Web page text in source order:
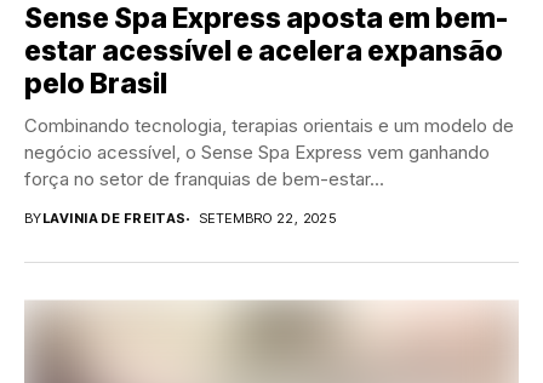
Sense Spa Express aposta em bem-
estar acessível e acelera expansão
pelo Brasil
Combinando tecnologia, terapias orientais e um modelo de
negócio acessível, o Sense Spa Express vem ganhando
força no setor de franquias de bem-estar...
BYLAVINIA DE FREITAS SETEMBRO 22, 2025